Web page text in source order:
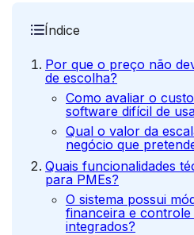
Índice
Por que o preço não
de escolha?
Como avaliar o
software difícil de
Qual o valor da
negócio que
Quais funcionalidades
para PMEs?
O sistema possui
financeira e controle
integrados?